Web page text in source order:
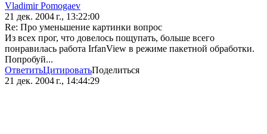
Vladimir Pomogaev
21 дек. 2004 г., 13:22:00
Re: Про уменьшение картинки вопрос
Из всех прог, что довелось пощупать, больше всего
понравилась работа IrfanView в режиме пакетной обработки.
Попробуй...
ОтветитьЦитироватьПоделиться
21 дек. 2004 г., 14:44:29